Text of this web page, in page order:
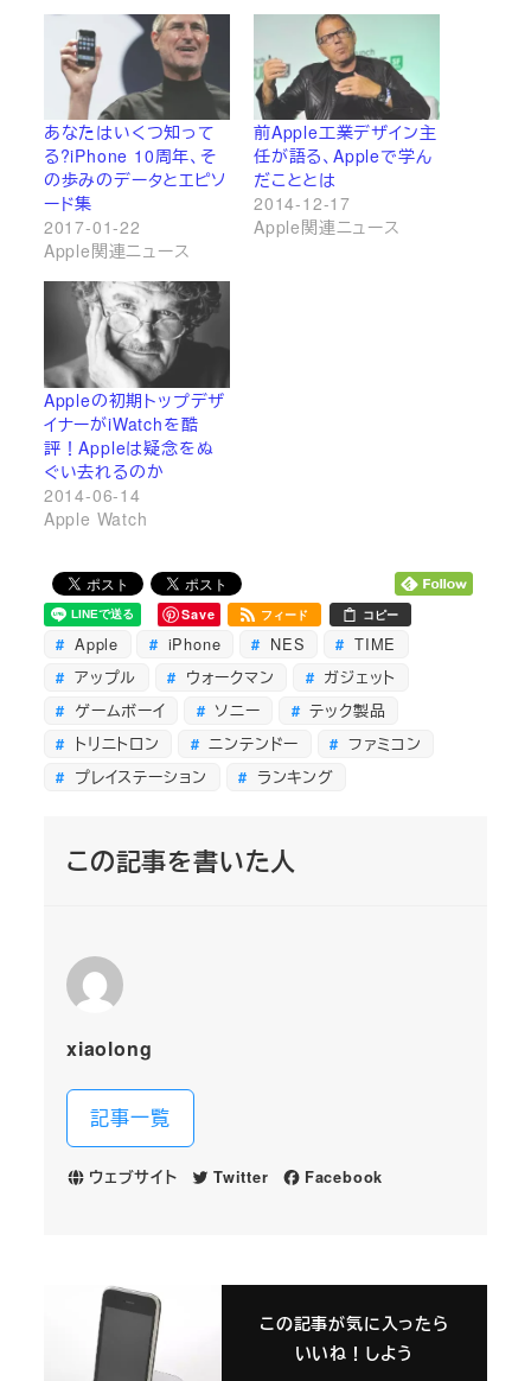
あなたはいくつ知って
る?iPhone 10周年、そ
の歩みのデータとエピソ
ード集
2017-01-22
Apple関連ニュース
前Apple工業デザイン主
任が語る、Appleで学ん
だこととは
2014-12-17
Apple関連ニュース
Appleの初期トップデザ
イナーがiWatchを酷
評！Appleは疑念をぬ
ぐい去れるのか
2014-06-14
Apple Watch
Save フィード コピー
Apple iPhone NES
TIME
アップル
ウォークマン
ガジェット
ゲームボーイ
ソニー
テック製品
トリニトロン
ニンテンドー
ファミコン
プレイステーション
ランキング
この記事を書いた人
xiaolong
記事一覧
ウェブサイト Twitter Facebook
この記事が気に入ったら
いいね！しよう